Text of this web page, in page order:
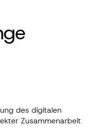
des digitalen
Zusammenarbeit